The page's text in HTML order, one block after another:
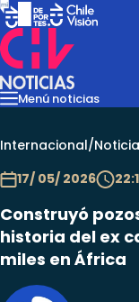
Menú noticias
Internacional
Internacional/
17/ 05/ 2026
Construyó
historia del ex
miles en África